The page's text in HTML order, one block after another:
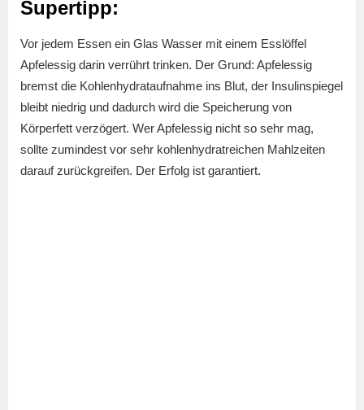
Supertipp:
Vor jedem Essen ein Glas Wasser mit einem Esslöffel
Apfelessig darin verrührt trinken. Der Grund: Apfelessig
bremst die Kohlenhydrataufnahme ins Blut, der Insulinspiegel
bleibt niedrig und dadurch wird die Speicherung von
Körperfett verzögert. Wer Apfelessig nicht so sehr mag,
sollte zumindest vor sehr kohlenhydratreichen Mahlzeiten
darauf zurückgreifen. Der Erfolg ist garantiert.